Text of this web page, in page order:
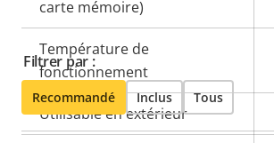
carte mémoire)
Température de
fonctionnement
Utilisable en extérieur
Filtrer par :
Recommandé Inclus Tous